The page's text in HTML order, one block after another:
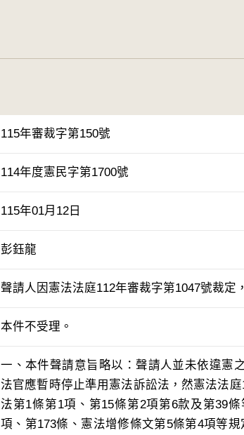
115年審裁字第150號
114年度憲民字第1700號
115年01月12日
彭鈺龍
聲請人因憲法法庭112年審裁字第1047號裁定
本件不受理。
一、本件聲請意旨略以：聲請人並未依違憲
法官應暫時停止準用憲法訴訟法，然憲法法
法第1條第1項、第15條第2項第6款及第39
項、第173條、憲法增修條文第5條第4項等